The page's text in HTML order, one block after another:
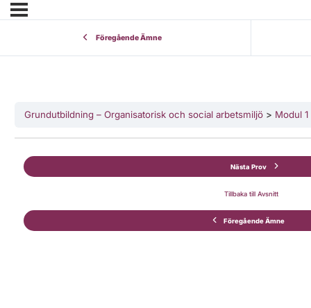
Föregående Ämne
Grundutbildning – Organisatorisk och social arbetsmiljö Modul
Föregående Ämne
Tillbaka till Avsnitt
Nästa Prov